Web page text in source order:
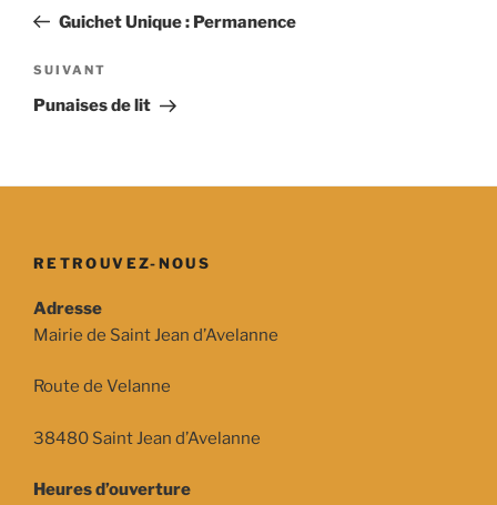
l’article
précédent
Guichet Unique : Permanence
Article
suivant
SUIVANT
Punaises de lit
RETROUVEZ-NOUS
Adresse
Mairie de Saint Jean d’Avelanne
Route de Velanne
38480 Saint Jean d’Avelanne
Heures d’ouverture